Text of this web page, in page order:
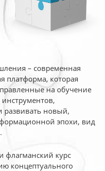
– современная
платформа, которая
на обучение
инструментов,
новый,
эпохи, вид
флагманский курс
концептуального